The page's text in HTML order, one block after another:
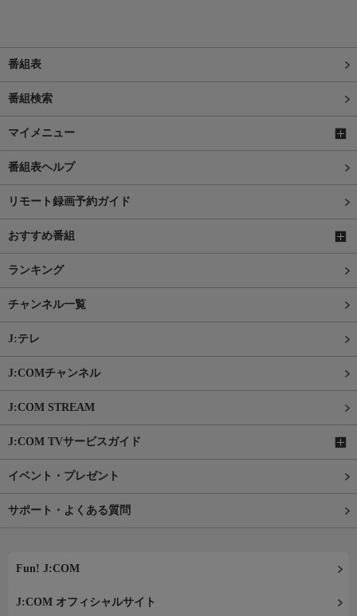
番組表
番組検索
マイメニュー
番組表ヘルプ
リモート録画予約ガイド
おすすめ番組
ランキング
チャンネル一覧
J:テレ
J:COMチャンネル
J:COM STREAM
J:COM TVサービスガイド
イベント・プレゼント
サポート・よくある質問
Fun! J:COM
J:COM オフィシャルサイト